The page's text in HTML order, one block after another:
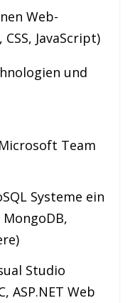
Web-
JavaScript)
und
Team
Systeme ein
Studio
ASP.NET Web